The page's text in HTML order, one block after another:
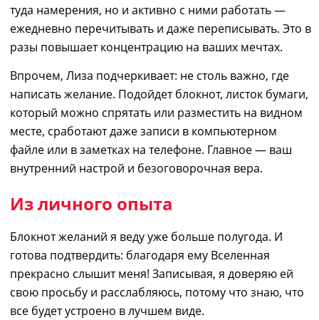
туда намерения, но и активно с ними работать —
ежедневно перечитывать и даже переписывать. Это в
разы повышает концентрацию на ваших мечтах.
Впрочем, Лиза подчеркивает: не столь важно, где
написать желание. Подойдет блокнот, листок бумаги,
который можно спрятать или разместить на видном
месте, сработают даже записи в компьютерном
файле или в заметках на телефоне. Главное — ваш
внутренний настрой и безоговорочная вера.
Из личного опыта
Блокнот желаний я веду уже больше полугода. И
готова подтвердить: благодаря ему Вселенная
прекрасно слышит меня! Записывая, я доверяю ей
свою просьбу и расслабляюсь, потому что знаю, что
все будет устроено в лучшем виде.